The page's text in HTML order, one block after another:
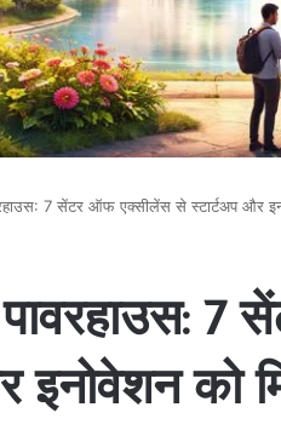
7 सेंटर ऑफ एक्सीलेंस से स्टार्टअप और
इनोवेशन को